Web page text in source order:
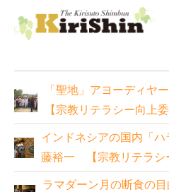
「聖地」アヨーディ
【宗教リテラシー向上委
インドネシアの国内「
藤裕一 【宗教リテラシ
ラマダーン月の断食の